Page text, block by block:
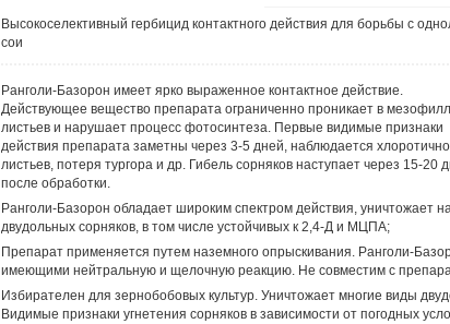
Высокоселективный гербицид контактного действия для борьбы с
сои
Ранголи-Базорон имеет ярко выраженное контактное действие.
Действующее вещество препарата ограниченно проникает в мезофилл
листьев и нарушает процесс фотосинтеза. Первые видимые признаки
действия препарата заметны через 3-5 дней, наблюдается
листьев, потеря тургора и др. Гибель сорняков наступает через 15-20
после обработки.
Ранголи-Базорон обладает широким спектром действия, уничтожает
двудольных сорняков, в том числе устойчивых к 2,4-Д и МЦПА;
Препарат применяется путем наземного опрыскивания. Ранголи-
имеющими нейтральную и щелочную реакцию. Не совместим с
Избирателен для зернобобовых культур. Уничтожает многие виды
Видимые признаки угнетения сорняков в зависимости от погодных